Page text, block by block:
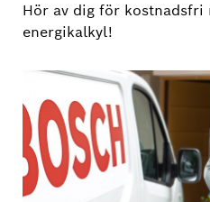
Hör av dig för kostnadsfri
energikalkyl!